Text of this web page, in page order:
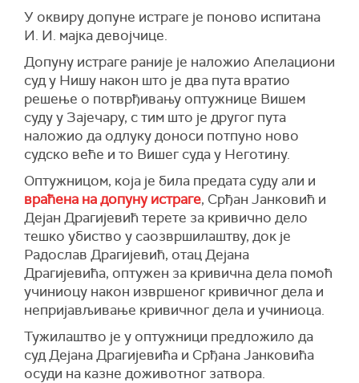
У оквиру допуне истраге је поново испитана
И. И. мајка девојчице.
Допуну истраге раније је наложио Апелациони
суд у Нишу након што је два пута вратио
решење о потврђивању оптужнице Вишем
суду у Зајечару, с тим што је другог пута
наложио да одлуку доноси потпуно ново
судско веће и то Вишег суда у Неготину.
Оптужницом, која је била предата суду али и
враћена на допуну истраге, Срђан Јанковић и
Дејан Драгијевић терете за кривично дело
тешко убиство у саозвршилаштву, док је
Радослав Драгијевић, отац Дејана
Драгијевића, оптужен за кривична дела помоћ
учиниоцу након извршеног кривичног дела и
непријављивање кривичног дела и учиниоца.
Тужилаштво је у оптужници предложило да
суд Дејана Драгијевића и Срђана Јанковића
осуди на казне доживотног затвора.